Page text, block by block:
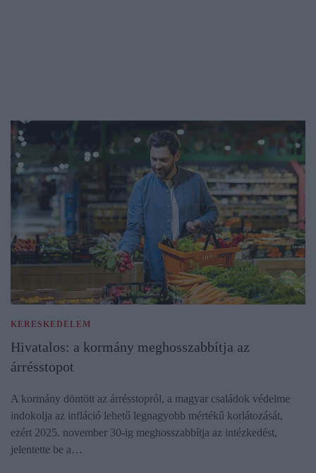
KERESKEDELEM
Hivatalos: a kormány meghosszabbítja az
árrésstopot
A kormány döntött az árrésstopról, a magyar családok védelme
indokolja az infláció lehető legnagyobb mértékű korlátozását,
ezért 2025. november 30-ig meghosszabbítja az intézkedést,
jelentette be a…